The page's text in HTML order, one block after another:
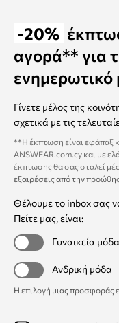
-20%
αγορά** για
ενημερωτικό
Γίνετε μέλος της
σχετικά με τις
**Η έκπτωση είναι εφάπαξ
ANSWEAR.com.cy και με
έκπτωσης θα σας σταλεί
εξαιρέσεις από την
Θέλουμε το inbox σας
Πείτε μας, είναι:
Γυναικεία μόδα
Ανδρική μόδα
Η επιλογή μιας προσφοράς